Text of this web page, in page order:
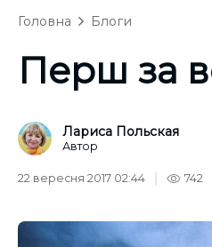
Головна Блоги
Перш за
Лариса Польская
Автор
22 вересня 2017 02:44 742